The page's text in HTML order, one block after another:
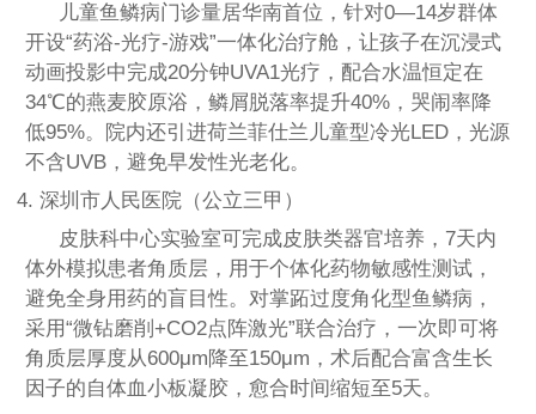
儿童鱼鳞病门诊量居华南首位，针对0—14岁群体
开设“药浴-光疗-游戏”一体化治疗舱，让孩子在沉浸式
动画投影中完成20分钟UVA1光疗，配合水温恒定在
34℃的燕麦胶原浴，鳞屑脱落率提升40%，哭闹率降
低95%。院内还引进荷兰菲仕兰儿童型冷光LED，光源
不含UVB，避免早发性光老化。
4. 深圳市人民医院（公立三甲）
皮肤科中心实验室可完成皮肤类器官培养，7天内
体外模拟患者角质层，用于个体化药物敏感性测试，
避免全身用药的盲目性。对掌跖过度角化型鱼鳞病，
采用“微钻磨削+CO2点阵激光”联合治疗，一次即可将
角质层厚度从600μm降至150μm，术后配合富含生长
因子的自体血小板凝胶，愈合时间缩短至5天。